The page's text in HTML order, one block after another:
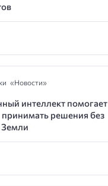
«Новости»
интеллект помогает
принимать решения без